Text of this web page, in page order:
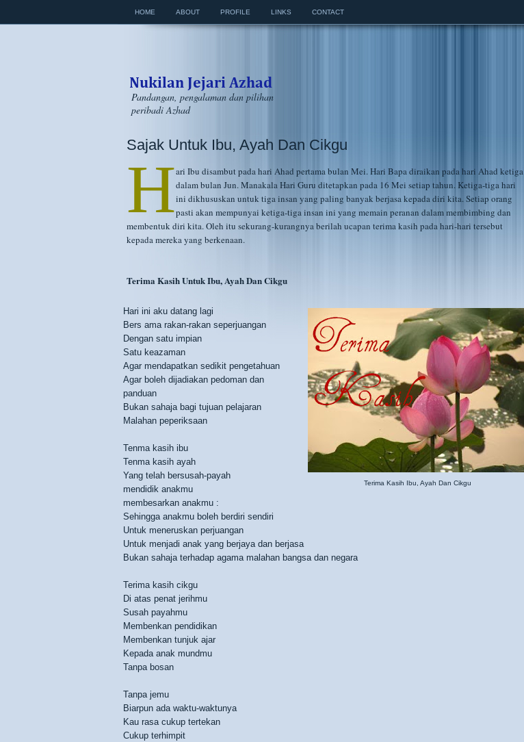
HOME ABOUT PROFILE LINKS CONTACT
Pandangan, pengalaman dan pilihan
peribadi Azhad
Sajak Untuk Ibu, Ayah Dan Cikgu
Hari Ibu disambut pada hari Ahad pertama bulan Mei. Hari Bapa diraikan pada hari Ahad ketiga
dalam bulan Jun. Manakala Hari Guru ditetapkan pada 16 Mei setiap tahun. Ketiga-tiga hari
ini dikhususkan untuk tiga insan yang paling banyak berjasa kepada diri kita. Setiap orang
pasti akan mempunyai ketiga-tiga insan ini yang memain peranan dalam membimbing dan
membentuk diri kita. Oleh itu sekurang-kurangnya berilah ucapan terima kasih pada hari-hari tersebut
kepada mereka yang berkenaan.
Terima Kasih Untuk Ibu, Ayah Dan Cikgu
Terima Kasih Ibu, Ayah Dan Cikgu
Hari ini aku datang lagi
Bers ama rakan-rakan seperjuangan
Dengan satu impian
Satu keazaman
Agar mendapatkan sedikit pengetahuan
Agar boleh dijadiakan pedoman dan
panduan
Bukan sahaja bagi tujuan pelajaran
Malahan peperiksaan
Tenma kasih ibu
Tenma kasih ayah
Yang telah bersusah-payah
mendidik anakmu
membesarkan anakmu :
Sehingga anakmu boleh berdiri sendiri
Untuk meneruskan perjuangan
Untuk menjadi anak yang berjaya dan berjasa
Bukan sahaja terhadap agama malahan bangsa dan negara
Terima kasih cikgu
Di atas penat jerihmu
Susah payahmu
Membenkan pendidikan
Membenkan tunjuk ajar
Kepada anak mundmu
Tanpa bosan
Tanpa jemu
Biarpun ada waktu-waktunya
Kau rasa cukup tertekan
Cukup terhimpit